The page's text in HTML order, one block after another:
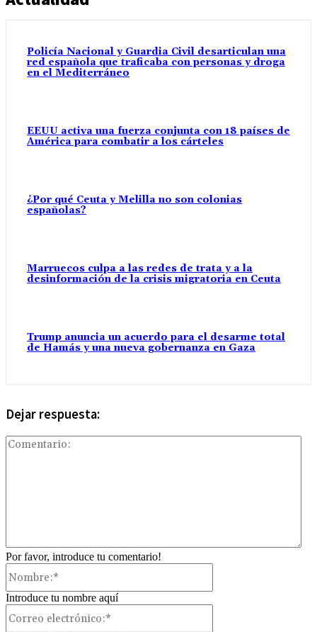
Policía Nacional y Guardia Civil desarticulan una
red española que traficaba con personas y droga
en el Mediterráneo
EEUU activa una fuerza conjunta con 18 países de
América para combatir a los cárteles
¿Por qué Ceuta y Melilla no son colonias
españolas?
Marruecos culpa a las redes de trata y a la
desinformación de la crisis migratoria en Ceuta
Trump anuncia un acuerdo para el desarme total
de Hamás y una nueva gobernanza en Gaza
Dejar respuesta:
Por favor, introduce tu comentario!
Introduce tu nombre aquí